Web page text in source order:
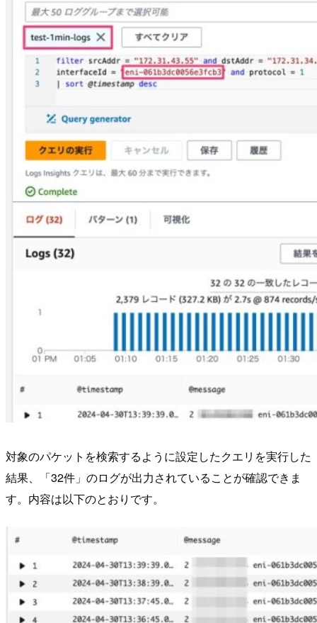
対象のパケットを検索するように設定したクエリを実行した
結果、「32件」のログが出力されていることが確認できま
す。内容は以下のとおりです。